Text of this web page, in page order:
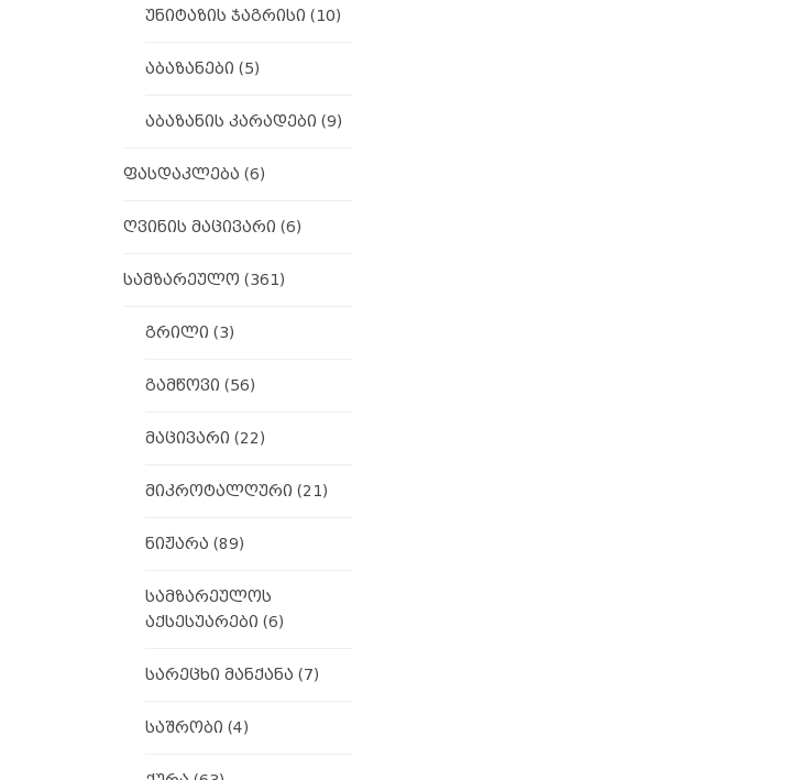
უნიტაზის ჯაგრისი (10)
აბაზანები (5)
აბაზანის კარადები (9)
ფასდაკლება (6)
ღვინის მაცივარი (6)
სამზარეულო (361)
გრილი (3)
გამწოვი (56)
მაცივარი (22)
მიკროტალღური (21)
ნიჟარა (89)
სამზარეულოს
აქსესუარები (6)
სარეცხი მანქანა (7)
საშრობი (4)